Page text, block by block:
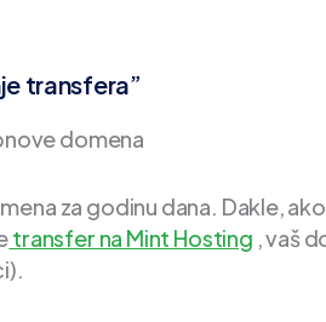
transfera”
domena
za godinu dana. Dakle,
transfer na Mint Hosting , vaš